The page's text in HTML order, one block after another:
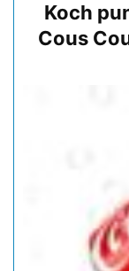
Koch
Cous